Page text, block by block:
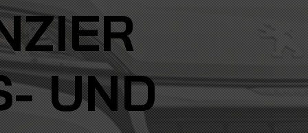
UND